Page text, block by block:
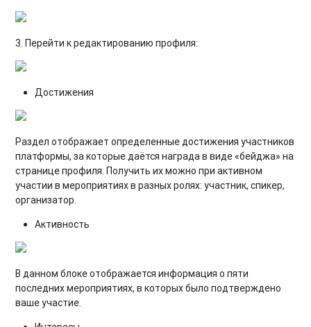
3. Перейти к редактированию профиля:
Достижения
Раздел отображает определенные достижения участников
платформы, за которые даётся награда в виде «бейджа» на
странице профиля. Получить их можно при активном
участии в мероприятиях в разных ролях: участник, спикер,
организатор.
Активность
В данном блоке отображается информация о пяти
последних мероприятиях, в которых было подтверждено
ваше участие.